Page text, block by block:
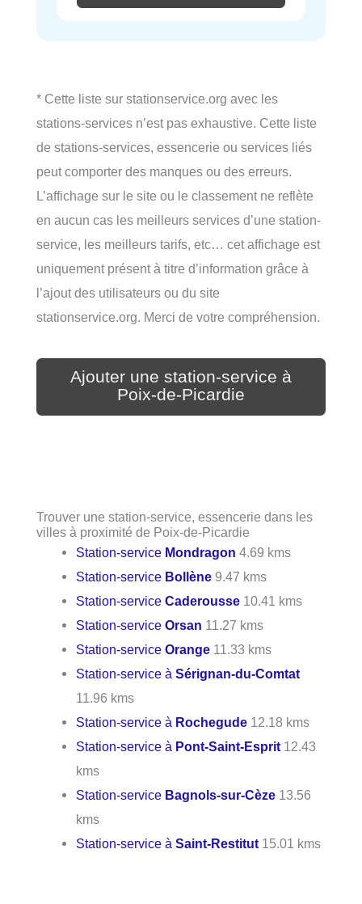
* Cette liste sur stationservice.org avec les
stations-services n’est pas exhaustive. Cette liste
de stations-services, essencerie ou services liés
peut comporter des manques ou des erreurs.
L’affichage sur le site ou le classement ne reflète
en aucun cas les meilleurs services d’une station-
service, les meilleurs tarifs, etc… cet affichage est
uniquement présent à titre d’information grâce à
l’ajout des utilisateurs ou du site
stationservice.org. Merci de votre compréhension.
Ajouter une station-service à
Poix-de-Picardie
Trouver une station-service, essencerie dans les
villes à proximité de Poix-de-Picardie
Station-service Mondragon 4.69 kms
Station-service Bollène 9.47 kms
Station-serviceCaderousse 10.41 kms
Station-serviceOrsan 11.27 kms
Station-serviceOrange 11.33 kms
Station-service àSérignan-du-Comtat
11.96 kms
Station-service à Rochegude 12.18 kms
Station-service à Pont-Saint-Esprit 12.43
kms
Station-service Bagnols-sur-Cèze 13.56
kms
Station-service àSaint-Restitut 15.01 kms